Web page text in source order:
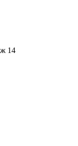
14